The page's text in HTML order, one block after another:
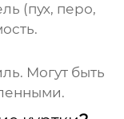
(пух, перо,
Могут быть